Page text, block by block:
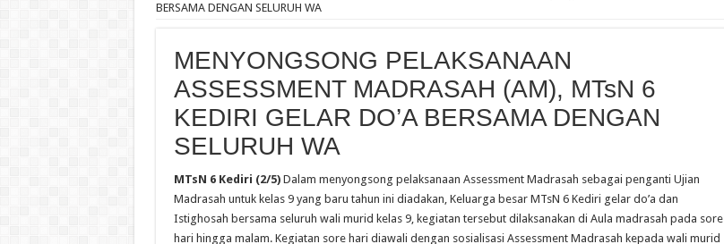
BERSAMA DENGAN SELURUH WA
MENYONGSONG PELAKSANAAN
ASSESSMENT MADRASAH (AM), MTsN 6
KEDIRI GELAR DO’A BERSAMA DENGAN
SELURUH WA
MTsN 6 Kediri (2/5)Dalam menyongsong pelaksanaan Assessment Madrasah sebagai penganti Ujian
Madrasah untuk kelas 9 yang baru tahun ini diadakan, Keluarga besar MTsN 6 Kediri gelar do’a dan
Istighosah bersama seluruh wali murid kelas 9, kegiatan tersebut dilaksanakan di Aula madrasah pada sore
hari hingga malam. Kegiatan sore hari diawali dengan sosialisasi Assessment Madrasah kepada wali murid